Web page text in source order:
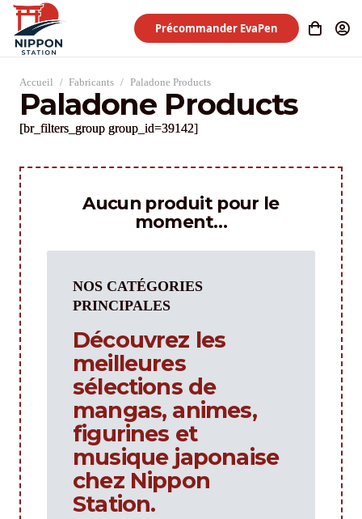
Précommander EvaPen
Accueil / Fabricants / Paladone Products
Paladone Products
[br_filters_group group_id=39142]
Aucun produit pour le
moment…
NOS CATÉGORIES
PRINCIPALES
Découvrez les
meilleures
sélections de
mangas, animes,
figurines et
musique japonaise
chez Nippon
Station.